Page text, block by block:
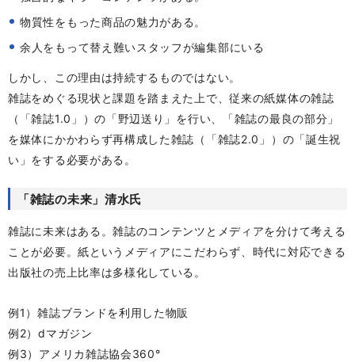
物質性をもった商品の魅力がある。
余人をもって替え難いスタッフが編集部にいる
しかし、この理由は持続するものではない。
雑誌をめぐる現状と課題を踏まえた上で、従来の紙媒体の雑誌
（「雑誌1.0」）の「野辺送り」を行い、「雑誌の最良の部分」
を媒体にかかわらず再構成した雑誌（「雑誌2.0」）の「誕生祝
い」をする必要がある。
「雑誌の未来」清水氏
雑誌に未来はある。雑誌のコンテンツとメディアを分けて考える
ことが必要。紙というメディアにこだわらず、時代に対応できる
出版社の売上比率は多様化している。
例1）雑誌ブランドを利用した物販
例2）dマガジン
例3）アメリカ雑誌協会360°